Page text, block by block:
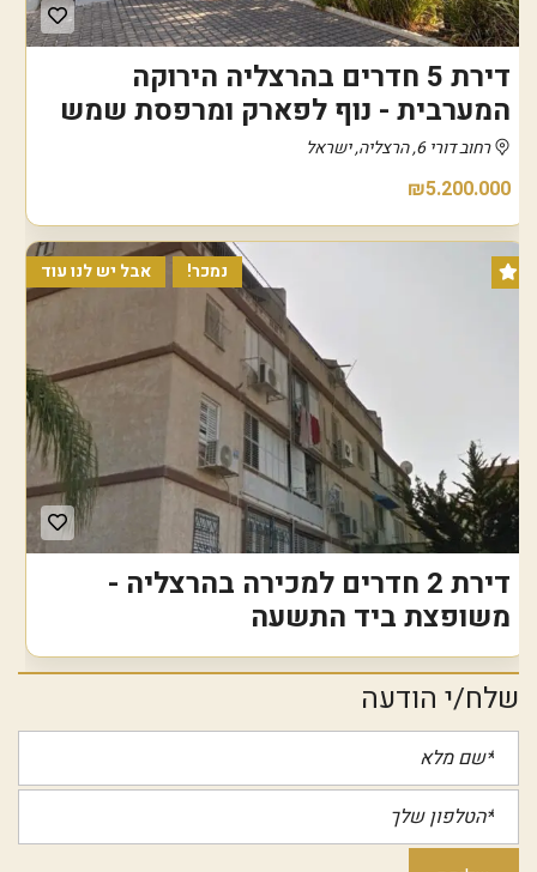
דירת 5 חדרים בהרצליה הירוקה
המערבית - נוף לפארק ומרפסת שמש
רחוב דורי 6, הרצליה, ישראל
₪5.200.000
אבל יש לנו עוד נמכר!
דירת 2 חדרים למכירה בהרצליה -
משופצת ביד התשעה
שלח/י הודעה